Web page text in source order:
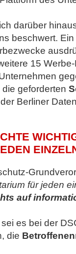
darüber
beschwert.
15
geforderten
Berliner
für jeden
auf
es bei der
die